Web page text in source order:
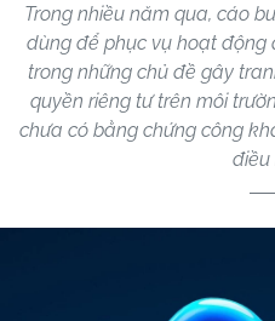
Trong nhiều năm qua, cáo
dùng để phục vụ hoạt
trong những chủ đề gây
quyền riêng tư trên môi
chưa có bằng chứng công
điều